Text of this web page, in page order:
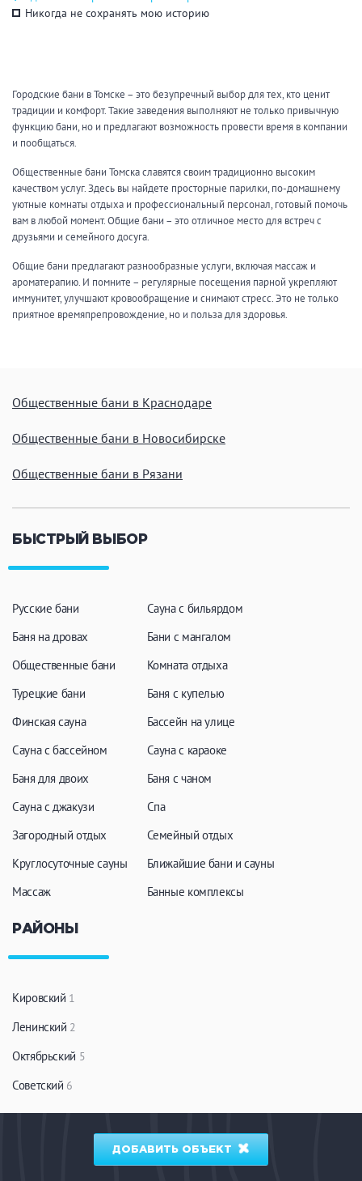
Джакузи
Бассейн
Купель
Бассейн на улице
Обливная кадушка
Развлечения
Кухня
Мангал/ барбекю
Удобства
На берегу водоема
Собственная парковка
Детская комната
Сеновал
Никогда не сохранять мою историю
Городские бани в Томске – это безупречный выбор для тех, кто ценит
традиции и комфорт. Такие заведения выполняют не только привычную
функцию бани, но и предлагают возможность провести время в компании
и пообщаться.
Общественные бани Томска славятся своим традиционно высоким
качеством услуг. Здесь вы найдете просторные парилки, по-домашнему
уютные комнаты отдыха и профессиональный персонал, готовый помочь
вам в любой момент. Общие бани – это отличное место для встреч с
друзьями и семейного досуга.
Общие бани предлагают разнообразные услуги, включая массаж и
ароматерапию. И помните – регулярные посещения парной укрепляют
иммунитет, улучшают кровообращение и снимают стресс. Это не только
приятное времяпрепровождение, но и польза для здоровья.
Общественные бани в Краснодаре
Общественные бани в Новосибирске
Общественные бани в Рязани
БЫСТРЫЙ ВЫБОР
Русские бани
Баня на дровах
Общественные бани
Турецкие бани
Финская сауна
Сауна с бассейном
Баня для двоих
Сауна с джакузи
Загородный отдых
Круглосуточные сауны
Массаж
Сауна с бильярдом
Бани с мангалом
Комната отдыха
Баня с купелью
Бассейн на улице
Сауна с караоке
Баня с чаном
Спа
Семейный отдых
Ближайшие бани и сауны
Банные комплексы
РАЙОНЫ
Кировский 1
Ленинский 2
Октябрьский 5
Советский 6
ДОБАВИТЬ ОБЪЕКТ